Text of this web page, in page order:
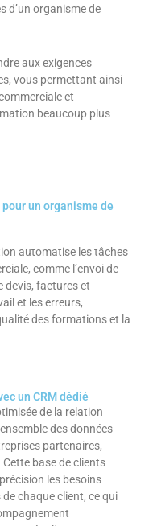
d’un organisme de
aux exigences
vous permettant ainsi
et
beaucoup plus
pour un organisme de
automatise les tâches
comme l’envoi de
devis, factures et
et les erreurs,
des formations et la
un CRM dédié
de la relation
des données
partenaires,
base de clients
les besoins
chaque client, ce qui